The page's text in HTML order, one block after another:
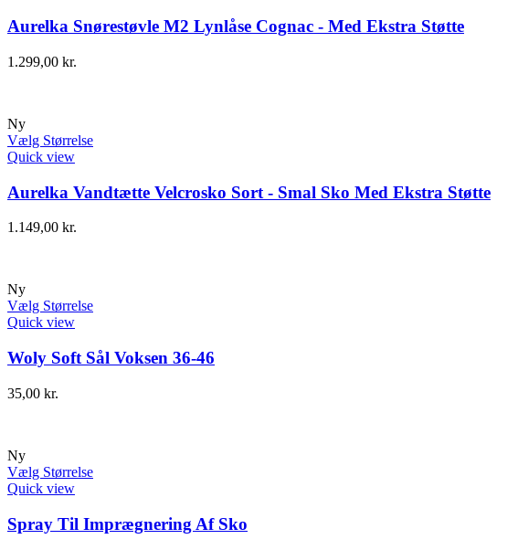
Aurelka Snørestøvle M2 Lynlåse Cognac - Med Ekstra Støtte
1.299,00 kr.
Ny
Vælg Størrelse
Quick view
Aurelka Vandtætte Velcrosko Sort - Smal Sko Med Ekstra Støtte
1.149,00 kr.
Ny
Vælg Størrelse
Quick view
Woly Soft Sål Voksen 36-46
35,00 kr.
Ny
Vælg Størrelse
Quick view
Spray Til Imprægnering Af Sko